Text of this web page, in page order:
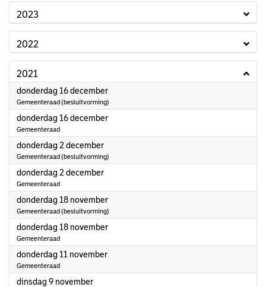
2023
2022
2021
donderdag 16 december2021
Gemeenteraad (besluitvorming)
donderdag 16 december2021
Gemeenteraad
donderdag 2 december2021
Gemeenteraad (besluitvorming)
donderdag 2 december2021
Gemeenteraad
donderdag 18 november2021
Gemeenteraad (besluitvorming)
donderdag 18 november2021
Gemeenteraad
donderdag 11 november2021
Gemeenteraad
dinsdag 9 november2021